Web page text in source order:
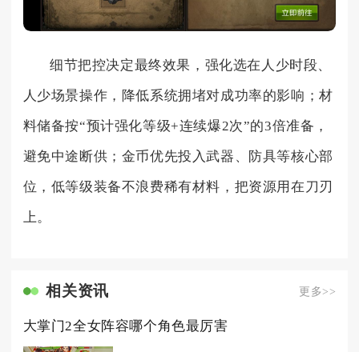
细节把控决定最终效果，强化选在人少时段、
人少场景操作，降低系统拥堵对成功率的影响；材
料储备按“预计强化等级+连续爆2次”的3倍准备，
避免中途断供；金币优先投入武器、防具等核心部
位，低等级装备不浪费稀有材料，把资源用在刀刃
上。
相关资讯 更多>>
大掌门2全女阵容哪个角色最厉害